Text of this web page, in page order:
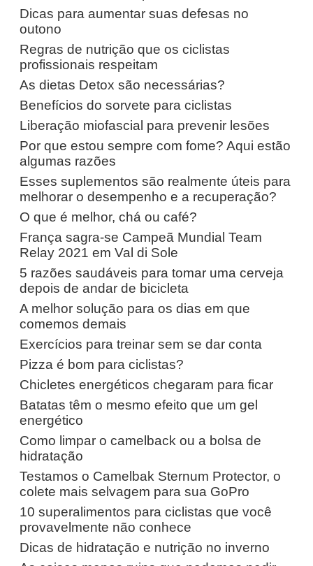
Dicas para aumentar suas defesas no
outono
Regras de nutrição que os ciclistas
profissionais respeitam
As dietas Detox são necessárias?
Benefícios do sorvete para ciclistas
Liberação miofascial para prevenir lesões
Por que estou sempre com fome? Aqui estão
algumas razões
Esses suplementos são realmente úteis para
melhorar o desempenho e a recuperação?
O que é melhor, chá ou café?
França sagra-se Campeã Mundial Team
Relay 2021 em Val di Sole
5 razões saudáveis ​​para tomar uma cerveja
depois de andar de bicicleta
A melhor solução para os dias em que
comemos demais
Exercícios para treinar sem se dar conta
Pizza é bom para ciclistas?
Chicletes energéticos chegaram para ficar
Batatas têm o mesmo efeito que um gel
energético
Como limpar o camelback ou a bolsa de
hidratação
Testamos o Camelbak Sternum Protector, o
colete mais selvagem para sua GoPro
10 superalimentos para ciclistas que você
provavelmente não conhece
Dicas de hidratação e nutrição no inverno